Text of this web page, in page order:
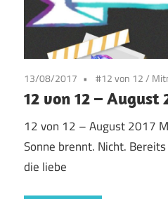
13/08/2017 #12 von 12/
12 von 12 – August
12 von 12 – August 2017
Sonne brennt. Nicht.
die liebe